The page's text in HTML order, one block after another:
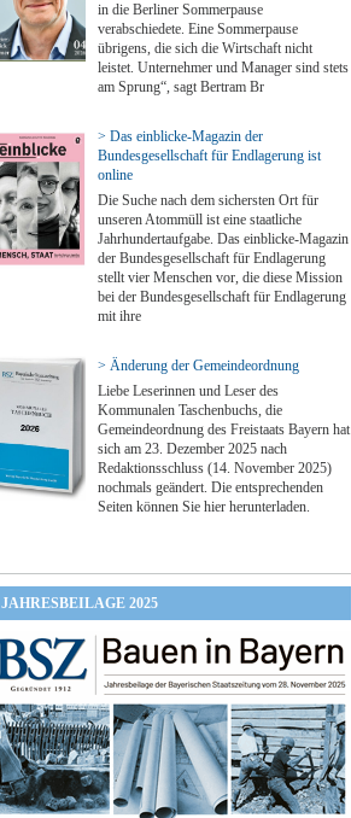
in die Berliner Sommerpause
verabschiedete. Eine Sommerpause
übrigens, die sich die Wirtschaft nicht
leistet. Unternehmer und Manager sind stets
am Sprung“, sagt Bertram Br
> Das einblicke-Magazin der
Bundesgesellschaft für Endlagerung ist
online
Die Suche nach dem sichersten Ort für
unseren Atommüll ist eine staatliche
Jahrhundertaufgabe. Das einblicke-Magazin
der Bundesgesellschaft für Endlagerung
stellt vier Menschen vor, die diese Mission
bei der Bundesgesellschaft für Endlagerung
mit ihre
> Änderung der Gemeindeordnung
Liebe Leserinnen und Leser des
Kommunalen Taschenbuchs, die
Gemeindeordnung des Freistaats Bayern hat
sich am 23. Dezember 2025 nach
Redaktionsschluss (14. November 2025)
nochmals geändert. Die entsprechenden
Seiten können Sie hier herunterladen.
JAHRESBEILAGE 2025